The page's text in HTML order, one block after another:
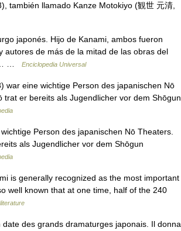
también llamado Kanze Motokiyo (観世 元清,
japonés. Hijo de Kanami, ambos fueron
autores de más de la mitad de las obras del
…
Enciclopedia Universal
eine wichtige Person des japanischen Nō
er bereits als Jugendlicher vor dem Shōgun
Person des japanischen Nō Theaters.
als Jugendlicher vor dem Shōgun
is generally recognized as the most important
well known that at one time, half of the 240
des grands dramaturges japonais. Il donna